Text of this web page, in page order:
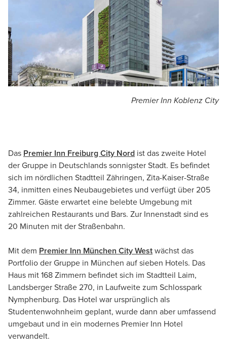
Premier Inn Koblenz City
Das Premier Inn Freiburg City Nord ist das zweite Hotel
der Gruppe in Deutschlands sonnigster Stadt. Es befindet
sich im nördlichen Stadtteil Zähringen, Zita-Kaiser-Straße
34, inmitten eines Neubaugebietes und verfügt über 205
Zimmer. Gäste erwartet eine belebte Umgebung mit
zahlreichen Restaurants und Bars. Zur Innenstadt sind es
20 Minuten mit der Straßenbahn.
Mit dem Premier Inn München City West wächst das
Portfolio der Gruppe in München auf sieben Hotels. Das
Haus mit 168 Zimmern befindet sich im Stadtteil Laim,
Landsberger Straße 270, in Laufweite zum Schlosspark
Nymphenburg. Das Hotel war ursprünglich als
Studentenwohnheim geplant, wurde dann aber umfassend
umgebaut und in ein modernes Premier Inn Hotel
verwandelt.